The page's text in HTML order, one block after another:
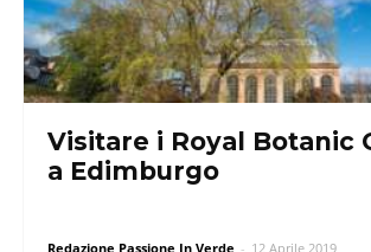
Visitare i Royal Botanic
a Edimburgo
Redazione Passione In Verde - 12 Aprile 2019